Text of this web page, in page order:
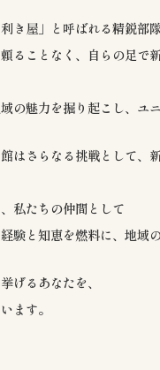
き屋」と呼ばれる精鋭部
ることなく、自らの足で
の魅力を掘り起こし、ユ
はさらなる挑戦として、
私たちの仲間として
験と知恵を燃料に、地域
げるあなたを、
ます。